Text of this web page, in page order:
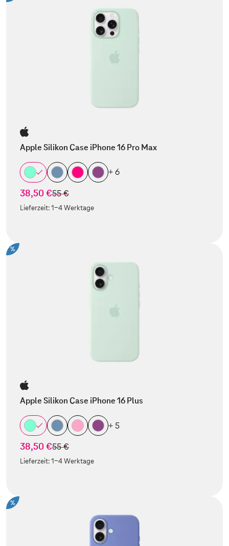
Apple Silikon Case iPhone 16 Pro Max
+ 6
38,50 €statt
55 €
Lieferzeit:1-4 Werktage
%
Apple Silikon Case iPhone 16 Plus
+ 5
38,50 €statt
55 €
Lieferzeit:1-4 Werktage
%